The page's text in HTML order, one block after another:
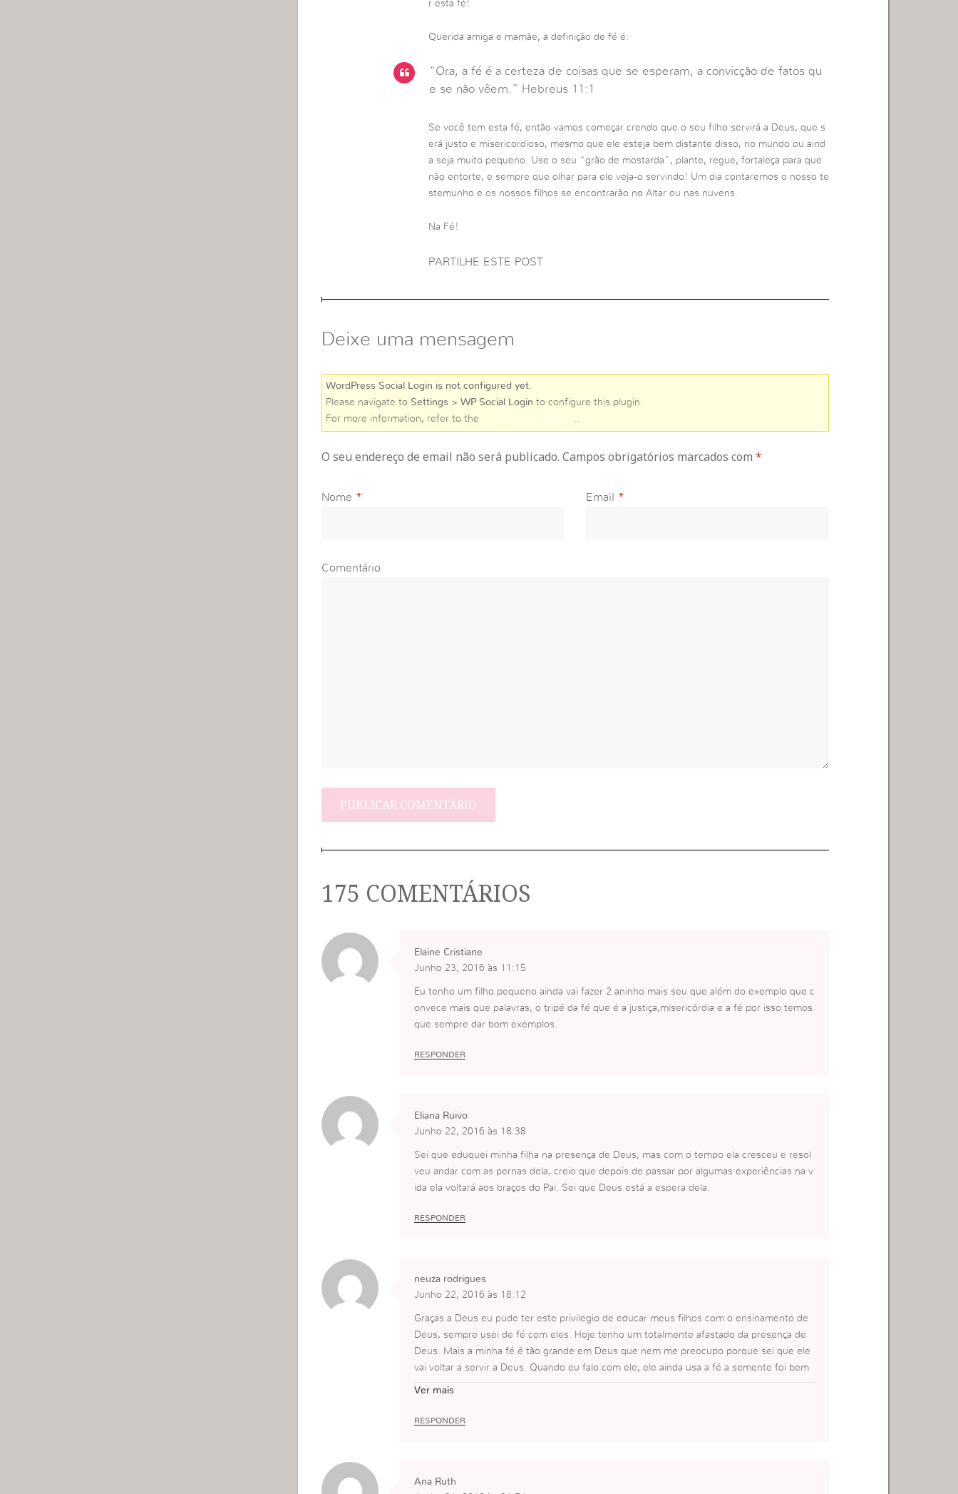
r esta fé!
Querida amiga e mamãe, a definição de fé é:
“Ora, a fé é a certeza de coisas que se esperam, a convicção de fatos qu
e se não vêem.” Hebreus 11:1
Se você tem esta fé, então vamos começar crendo que o seu filho servirá a Deus, que s
erá justo e misericordioso, mesmo que ele esteja bem distante disso, no mundo ou aind
a seja muito pequeno. Use o seu “grão de mostarda”, plante, regue, fortaleça para que
não entorte, e sempre que olhar para ele veja-o servindo! Um dia contaremos o nosso te
stemunho e os nossos filhos se encontrarão no Altar ou nas nuvens.
Na Fé!
PARTILHE ESTE POST
Deixe uma mensagem
WordPress Social Login is not configured yet.
Please navigate to Settings > WP Social Login to configure this plugin.
For more information, refer to the
online user guide
O seu endereço de email não será publicado. Campos obrigatórios marcados com *
Nome * Email *
Comentário
175 COMENTÁRIOS
Elaine Cristiane
Junho 23, 2016 às 11:15
Eu tenho um filho pequeno ainda vai fazer 2 aninho mais seu que além do exemplo que c
onvece mais que palavras, o tripé da fé que é a justiça,misericórdia e a fé por isso temos
que sempre dar bom exemplos.
RESPONDER
Eliana Ruivo
Junho 22, 2016 às 18:38
Sei que eduquei minha filha na presença de Deus, mas com o tempo ela cresceu e resol
veu andar com as pernas dela, creio que depois de passar por algumas experiências na v
ida ela voltará aos braços do Pai. Sei que Deus está a espera dela.
RESPONDER
neuza rodrigues
Junho 22, 2016 às 18:12
Graças a Deus eu pude ter este privilegio de educar meus filhos com o ensinamento de
Deus, sempre usei de fé com eles. Hoje tenho um totalmente afastado da presença de
Deus. Mais a minha fé é tão grande em Deus que nem me preocupo porque sei que ele
vai voltar a servir a Deus. Quando eu falo com ele, ele ainda usa a fé a semente foi bem
plantada. As vezes ele até me assusta com a certeza das coisas que ele tem certeza que
confio no meu Pai plenamente.
Ver mais
RESPONDER
Ana Ruth